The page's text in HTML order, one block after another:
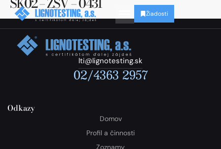
Žiadosti
lti@lignotesting.sk
02/4363 2957
Odkazy
Domov
Profil a činnosti
Zoznamy